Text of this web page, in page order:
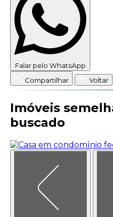
Falar pelo WhatsApp
Compartilhar
Voltar
Imóveis
buscado